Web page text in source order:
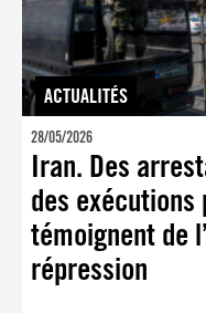
ACTUALITÉS
28/05/2026
Iran. Des
des exécutions
témoignent de
répression